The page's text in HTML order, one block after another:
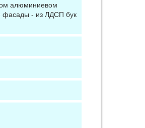
алюминиевом
фасады - из ЛДСП бук